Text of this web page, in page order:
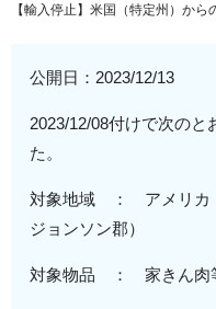
【輸入停止】米国（特定州）か
公開日： 2023/12/13
2023/12/08付けで次のと
た。
対象地域 ： アメリカ
ジョンソン郡）
対象物品 ： 家きん肉